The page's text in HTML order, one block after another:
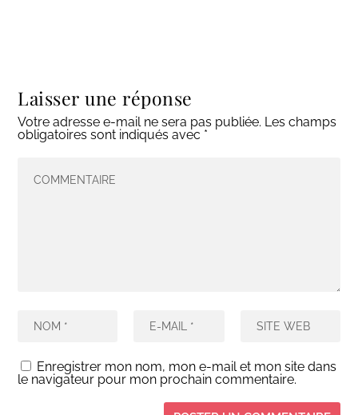
Laisser une réponse
Votre adresse e-mail ne sera pas publiée. Les champs
obligatoires sont indiqués avec *
Enregistrer mon nom, mon e-mail et mon site dans
le navigateur pour mon prochain commentaire.